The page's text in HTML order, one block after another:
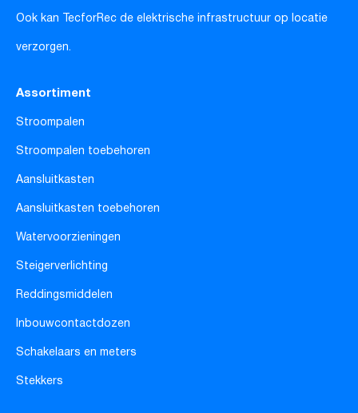
Ook kan TecforRec de elektrische infrastructuur op locatie
verzorgen.
Assortiment
Stroompalen
Stroompalen toebehoren
Aansluitkasten
Aansluitkasten toebehoren
Watervoorzieningen
Steigerverlichting
Reddingsmiddelen
Inbouwcontactdozen
Schakelaars en meters
Stekkers